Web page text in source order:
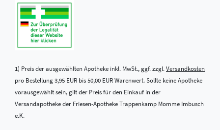
1) Preis der ausgewählten Apotheke inkl. MwSt., ggf. zzgl.Versandkosten
pro Bestellung 3,95 EUR bis 50,00 EUR Warenwert. Sollte keine Apotheke
vorausgewählt sein, gilt der Preis für den Einkauf in der
Versandapotheke der Friesen-Apotheke Trappenkamp Momme Imbusch
e.K.